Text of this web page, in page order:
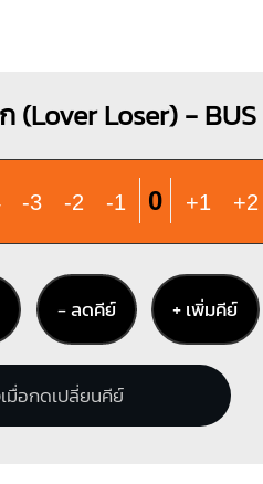
(Lover Loser) - BUS
-3 -2 -1 0 +1 +2
− ลดคีย์ + เพิ่มคีย์
มื่อกดเปลี่ยนคีย์